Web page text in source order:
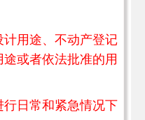
用途、不动产登记
或者依法批准的用
日常和紧急情况下